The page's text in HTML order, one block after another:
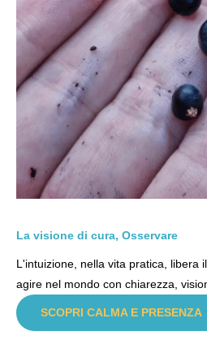
La visione di cura, Osservare
L'intuizione, nella vita pratica, libera
agire nel mondo con chiarezza,
SCOPRI CALMA E PRESENZA